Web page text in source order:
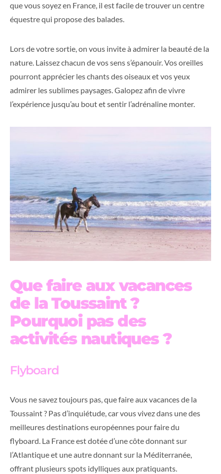
que vous soyez en France, il est facile de trouver un centre
équestre qui propose des balades.
Lors de votre sortie, on vous invite à admirer la beauté de la
nature. Laissez chacun de vos sens s’épanouir. Vos oreilles
pourront apprécier les chants des oiseaux et vos yeux
admirer les sublimes paysages. Galopez afin de vivre
l’expérience jusqu’au bout et sentir l’adrénaline monter.
Que faire aux vacances
de la Toussaint ?
Pourquoi pas des
activités nautiques ?
Flyboard
Vous ne savez toujours pas, que faire aux vacances de la
Toussaint ? Pas d’inquiétude, car vous vivez dans une des
meilleures destinations européennes pour faire du
flyboard. La France est dotée d’une côte donnant sur
l’Atlantique et une autre donnant sur la Méditerranée,
offrant plusieurs spots idylliques aux pratiquants.